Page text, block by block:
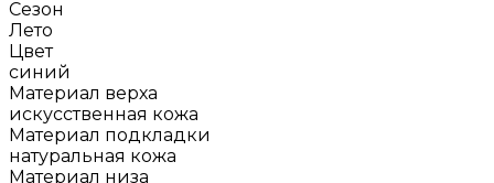
Сезон
Лето
Цвет
синий
Материал верха
искусственная кожа
Материал подкладки
натуральная кожа
Материал низа